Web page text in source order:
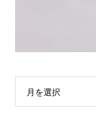
月を選択